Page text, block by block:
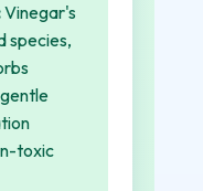
Vinegar's
species,
toxic